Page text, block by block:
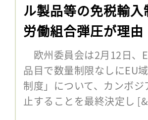
ル製品等の免税輸
労働組合弾圧が理由
欧州委員会は2月12日、
品目で数量制限なしにEU
制度」について、カンボ
止することを最終決定し